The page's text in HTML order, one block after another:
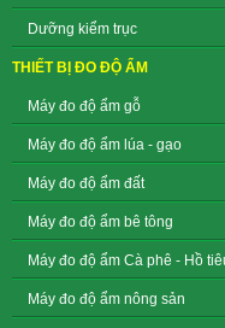
Dưỡng kiểm trục
THIẾT BỊ ĐO ĐỘ ẨM
Máy đo độ ẩm gỗ
Máy đo độ ẩm lúa - gạo
Máy đo độ ẩm đất
Máy đo độ ẩm bê tông
Máy đo độ ẩm Cà phê - Hồ
Máy đo độ ẩm nông sản